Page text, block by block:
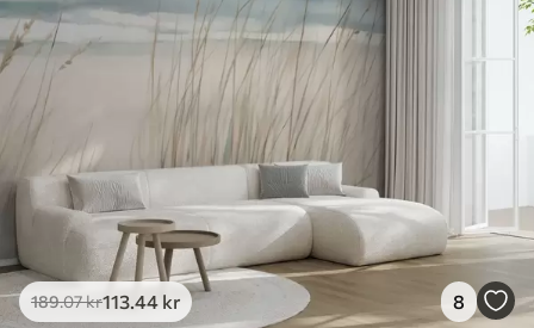
189.07kr113.44 kr 8